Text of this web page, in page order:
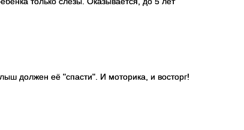
должен её "спасти". И моторика, и восторг!